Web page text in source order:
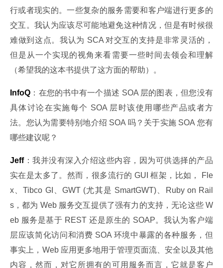
行或者现实的。一些复杂的服务需要和客户端进行更多的
交互。我认为应该尽可能地避免这种情况，但是有时候很
难做到这点。我认为 SCA 对交互的支持是非常灵活的，
但是从一个实现的视角来看需要一些时间去领会和理解
（希望我的这本书提供了这方面的帮助）。
InfoQ ：在您的书中有一个描述 SOA 层的图表，但您没有
具体讨论在实施每个 SOA 层时该使用哪些产品或者方
法。您认为需要特别地介绍 SOA 吗？关于实施 SOA 您有
哪些建议呢？
Jeff：我并没有深入介绍这些内容，因为可供选择的产品
实在是太多了。然而，很多流行的 GUI 框架，比如， Fle
x、Tibco GI、GWT (尤其是 SmartGWT)、Ruby on Rail
s，都为 Web 服务交互提供了强有力的支持，无论这些 W
eb 服务是基于 REST 还是原生的 SOAP。我认为客户端
层应该简化访问和消费 SOA 环境中暴露的各种服务，但
事实上，Web 应用更多地用于管理页面流、安全以及其他
内容，然而，对它所拥有的可用服务而言，它就是客户